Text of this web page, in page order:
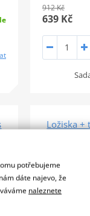
912 Kč
639 Kč
Ložiska +
potřebujeme
dáte najevo, že
naleznete